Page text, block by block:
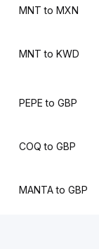
MNT to MXN
MNT to KWD
PEPE to GBP
COQ to GBP
MANTA to GBP